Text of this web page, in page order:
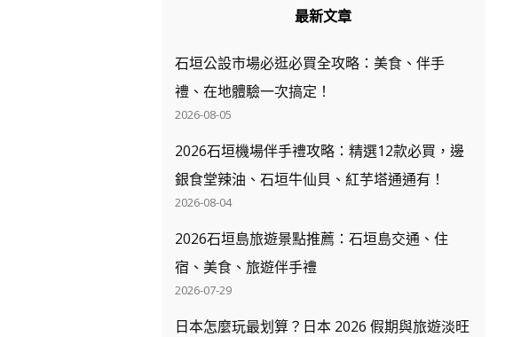
最新文章
石垣公設市場必逛必買全攻略：美食、伴手
禮、在地體驗一次搞定！
2026-08-05
2026石垣機場伴手禮攻略：精選12款必買，邊
銀食堂辣油、石垣牛仙貝、紅芋塔通通有！
2026-08-04
2026石垣島旅遊景點推薦：石垣島交通、住
宿、美食、旅遊伴手禮
2026-07-29
日本怎麼玩最划算？日本 2026 假期與旅遊淡旺